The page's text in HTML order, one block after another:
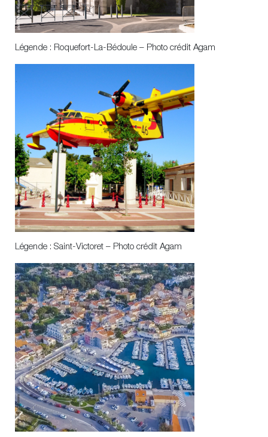
Légende : Roquefort-La-Bédoule – Photo crédit Agam
Légende : Saint-Victoret – Photo crédit Agam